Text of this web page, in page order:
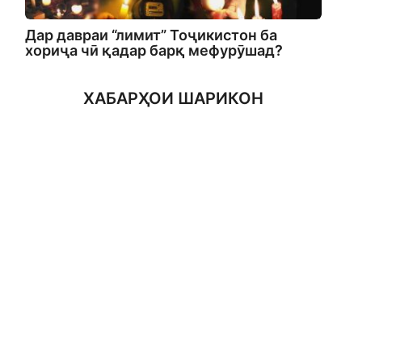
Дар давраи “лимит” Тоҷикистон ба
хориҷа чӣ қадар барқ мефурӯшад?
ХАБАРҲОИ ШАРИКОН